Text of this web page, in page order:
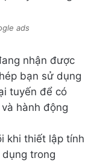
ads
nhận được
bạn sử dụng
tuyến để có
hành động
khi thiết lập tính
trong